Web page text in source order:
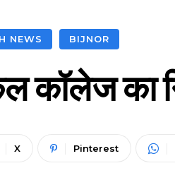
NEWS BIJNOR
कॉलेज का
X Pinterest